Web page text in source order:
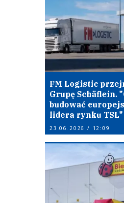
FM Logistic
Grupę Schäflein.
budować
lidera rynku TSL"
23.06.2026 / 12:09